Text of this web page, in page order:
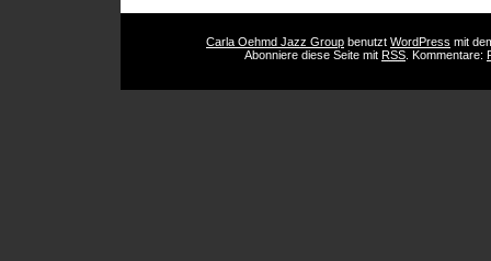
Carla Oehmd Jazz Group benutzt WordPress mit
Abonniere diese Seite mit RSS . Kommentare: